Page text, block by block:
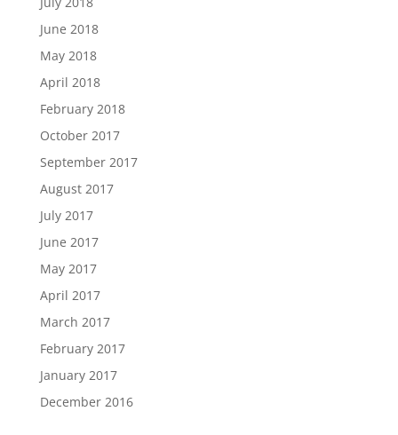
June 2018
May 2018
April 2018
February 2018
October 2017
September 2017
August 2017
July 2017
June 2017
May 2017
April 2017
March 2017
February 2017
January 2017
December 2016